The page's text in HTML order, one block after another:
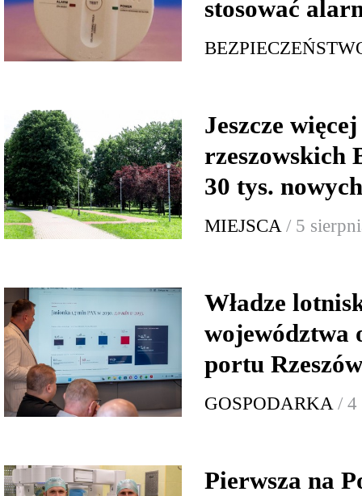
stosować
Jeszcze
rzeszowskich
30 tys.
MIEJSCA / 5
Władze
województwa
portu
GOSPODARKA / 4
Pierwsza na